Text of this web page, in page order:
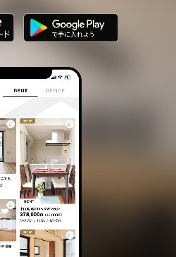
て厳正な調査を行い、 取り扱いを
が図られるよう当該第三者に対する
イバシーマーク申請、ISMS申請業務
業務を遂行する場合に 個人情報の
ります。
の法令に定めのある場合を除き、
同意を得ることなく、第三者に提供
て
個人情報についての開示の請求があ
ます。
認できない場合 には、開示に応じ